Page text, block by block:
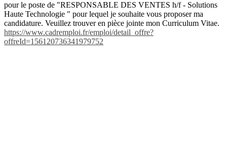
pour le poste de "RESPONSABLE DES VENTES h/f - Solutions
Haute Technologie " pour lequel je souhaite vous proposer ma
candidature. Veuillez trouver en pièce jointe mon Curriculum Vitae.
https://www.cadremploi.fr/emploi/detail_offre?
offreId=156120736341979752